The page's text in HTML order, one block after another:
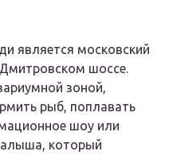
является московский
шоссе.
зоной,
рыб, поплавать
шоу или
который